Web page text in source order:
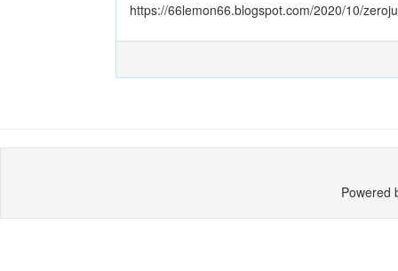
https://66lemon66.blogspot.com/2020/10/
Powered